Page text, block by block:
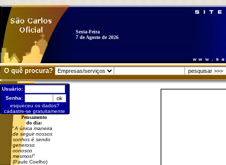
Sexta-Feira
7 de Agosto de 2026
O quê procura?
Usuário:
Senha:
esqueceu os dados?
cadastre-se gratuitamente
Pensamento
do dia:
"A única maneira
de seguir nossos
sonhos é sendo
generoso
conosco
mesmos!"
(Paulo Coelho)